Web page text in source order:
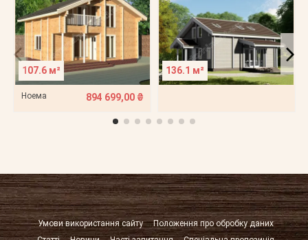
107.6 м²
Ноема 894 699,00 ₴
136.1 м²
Умови використання сайту
Положення про обробку даних